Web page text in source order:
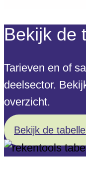
Bekijk de
Tarieven en of
deelsector.
overzicht.
Bekijk de